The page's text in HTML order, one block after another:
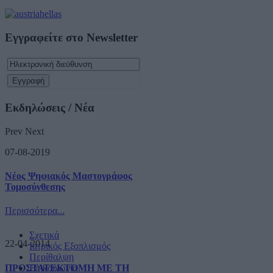
Εγγραφείτε στο Newsletter
Εκδηλώσεις / Νέα
Prev Next
07-08-2019
Νέος Ψηφιακός Μαστογράφος
Τομοσύνθεσης
Περισσότερα...
22-04-2014
ΠΡΟΣΤΑΤΕΚΤΟΜΗ ΜΕ ΤΗ
Σχετικά
Ιατρικός Εξοπλισμός
Περίθαλψη
Επικοινωνία